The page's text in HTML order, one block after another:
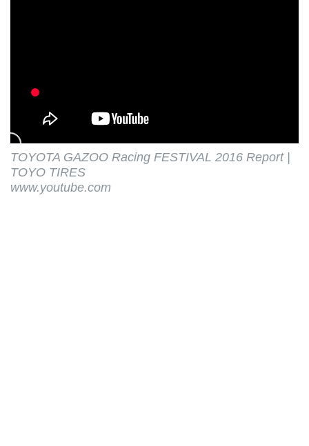
TOYOTA GAZOO Racing FESTIVAL 2016 Report |
TOYO TIRES
www.youtube.com